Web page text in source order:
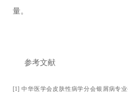
量。
参考文献
[1] 中华医学会皮肤性病学分会银屑病专